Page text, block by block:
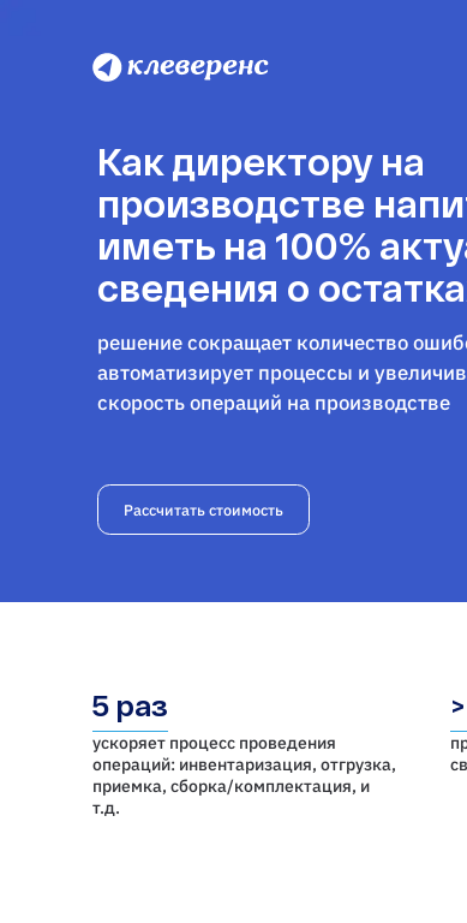
Как директору на
производстве
иметь на 100%
сведения о
решение сокращает количество
автоматизирует процессы и
скорость операций на производстве
Рассчитать стоимость
5 раз
ускоряет процесс проведения
операций: инвентаризация, отгрузка,
приемка, cборка/комплектация, и
т.д.